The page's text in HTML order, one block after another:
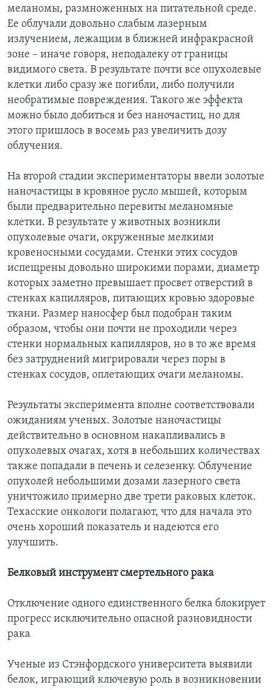
меланомы, размноженных на питательной среде.
Ее облучали довольно слабым лазерным
излучением, лежащим в ближней инфракрасной
зоне – иначе говоря, неподалеку от границы
видимого света. В результате почти все опухолевые
клетки либо сразу же погибли, либо получили
необратимые повреждения. Такого же эффекта
можно было добиться и без наночастиц, но для
этого пришлось в восемь раз увеличить дозу
облучения.
На второй стадии экспериментаторы ввели золотые
наночастицы в кровяное русло мышей, которым
были предварительно перевиты меланомные
клетки. В результате у животных возникли
опухолевые очаги, окруженные мелкими
кровеносными сосудами. Стенки этих сосудов
испещрены довольно широкими порами, диаметр
которых заметно превышает просвет отверстий в
стенках капилляров, питающих кровью здоровые
ткани. Размер наносфер был подобран таким
образом, чтобы они почти не проходили через
стенки нормальных капилляров, но в то же время
без затруднений мигрировали через поры в
стенках сосудов, оплетающих очаги меланомы.
Результаты эксперимента вполне соответствовали
ожиданиям ученых. Золотые наночастицы
действительно в основном накапливались в
опухолевых очагах, хотя в небольших количествах
также попадали в печень и селезенку. Облучение
опухолей небольшими дозами лазерного света
уничтожило примерно две трети раковых клеток.
Техасские онкологи полагают, что для начала это
очень хороший показатель и надеются его
улучшить.
Белковый инструмент смертельного рака
Отключение одного единственного белка блокирует
прогресс исключительно опасной разновидности
рака
Ученые из Стэнфордского университета выявили
белок, играющий ключевую роль в возникновении